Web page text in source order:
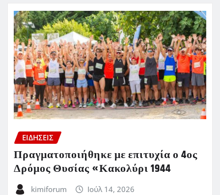
ΕΙΔΗΣΕΙΣ
Πραγματοποιήθηκε με επιτυχία ο 4ος
Δρόμος Θυσίας «Κακολύρι 1944
kimiforum Ιούλ 14, 2026